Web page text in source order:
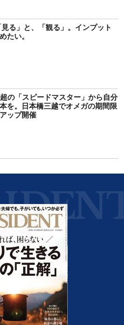
る」と、「観る」。インプット
たい。
の「スピードマスター」から自分
を。日本橋三越でオメガの期間限
ップ開催